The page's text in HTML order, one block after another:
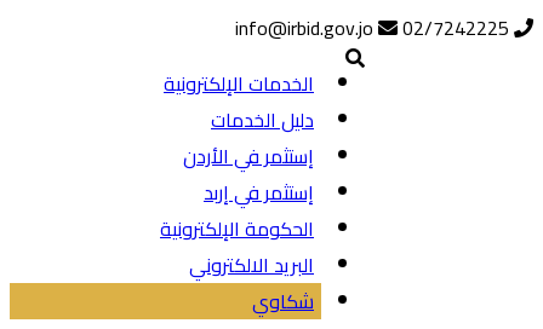
الخدمات الإلكترونية
دليل الخدمات
إستثمر في الأردن
إستثمر في إربد
الحكومة الإلكترونية
البريد الالكتروني
شكاوي